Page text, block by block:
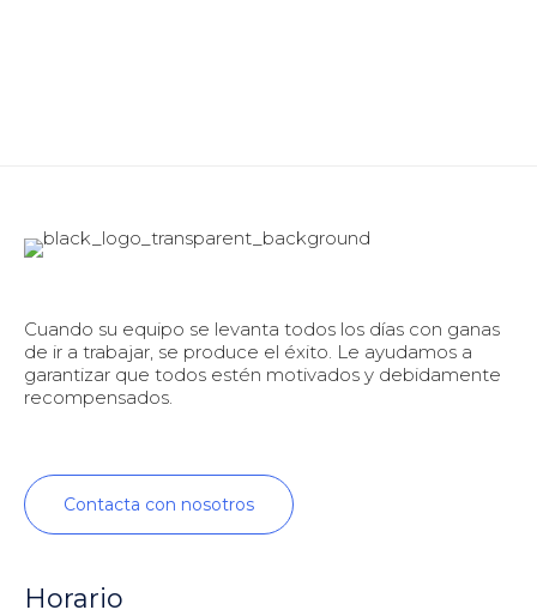
Cuando su equipo se levanta todos los días con ganas
de ir a trabajar, se produce el éxito. Le ayudamos a
garantizar que todos estén motivados y debidamente
recompensados.
Contacta con nosotros
Horario